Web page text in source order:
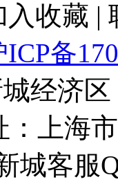
入收藏 |
ICP备
经济
：上海
城客服